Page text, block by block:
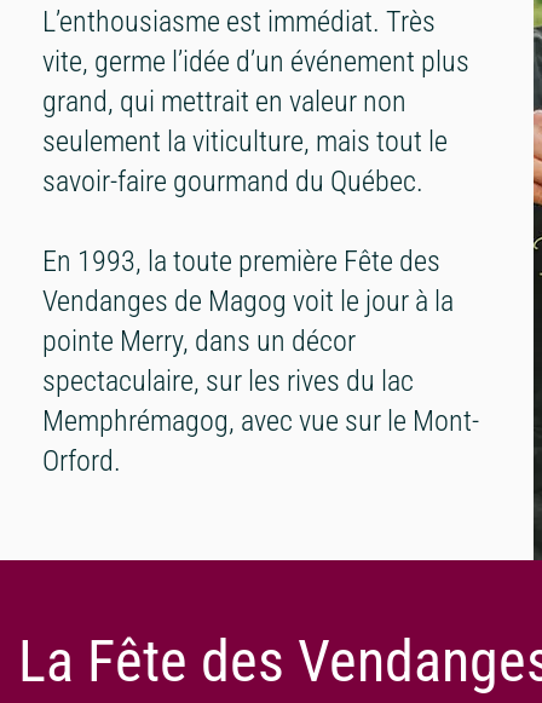
L’enthousiasme est immédiat. Très
vite, germe l’idée d’un événement plus
grand, qui mettrait en valeur non
seulement la viticulture, mais tout le
savoir-faire gourmand du Québec.
En 1993, la toute première Fête des
Vendanges de Magog voit le jour à la
pointe Merry, dans un décor
spectaculaire, sur les rives du lac
Memphrémagog, avec vue sur le Mont-
Orford.
La Fête des